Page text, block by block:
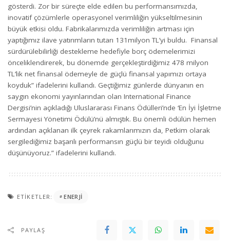
gösterdi. Zor bir süreçte elde edilen bu performansımızda,
inovatif çözümlerle operasyonel verimliliğin yükseltilmesinin
büyük etkisi oldu. Fabrikalarımızda verimliliğin artması için
yaptığımız ilave yatırımların tutarı 131milyon TL’yi buldu. Finansal
sürdürülebilirliği destekleme hedefiyle borç ödemelerimizi
önceliklendirerek, bu dönemde gerçekleştirdiğimiz 478 milyon
TL’lik net finansal ödemeyle de güçlü finansal yapımızı ortaya
koyduk” ifadelerini kullandı. Geçtiğimiz günlerde dünyanın en
saygın ekonomi yayınlarından olan International Finance
Dergisi’nin açıkladığı Uluslararası Finans Ödülleri’nde ‘En İyi İşletme
Sermayesi Yönetimi Ödülü’nü almıştık. Bu önemli ödülün hemen
ardından açıklanan ilk çeyrek rakamlarımızın da, Petkim olarak
sergilediğimiz başarılı performansın güçlü bir teyidi olduğunu
düşünüyoruz.” ifadelerini kullandı.
ETIKETLER: ENERJI
PAYLAŞ